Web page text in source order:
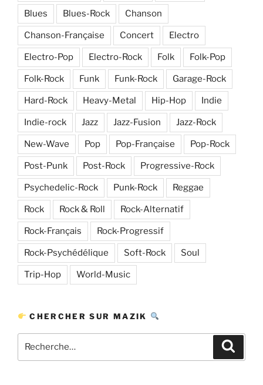
Blues Blues-Rock Chanson
Chanson-Française Concert Electro
Electro-Pop Electro-Rock Folk Folk-Pop
Folk-Rock Funk Funk-Rock Garage-Rock
Hard-Rock Heavy-Metal Hip-Hop Indie
Indie-rock Jazz Jazz-Fusion Jazz-Rock
New-Wave Pop Pop-Française Pop-Rock
Post-Punk Post-Rock Progressive-Rock
Psychedelic-Rock Punk-Rock Reggae
Rock Rock & Roll Rock-Alternatif
Rock-Français Rock-Progressif
Rock-Psychédélique Soft-Rock Soul
Trip-Hop World-Music
CHERCHER SUR MAZIK
pour